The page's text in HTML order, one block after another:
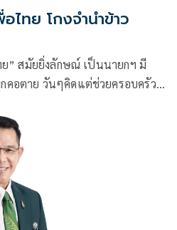
ไทย โกงจำนำข้าว
” สมัยยิ่งลักษณ์ เป็นนายกฯ มี
คอตาย วันๆคิดแต่ช่วยครอบครัว
ห้